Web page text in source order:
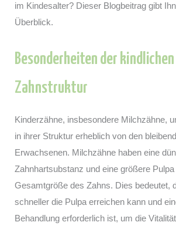
im Kindesalter? Dieser Blogbeitrag gibt
Überblick.
Besonderheiten der kindlichen
Zahnstruktur
Kinderzähne, insbesondere Milchzähne,
in ihrer Struktur erheblich von den
Erwachsenen. Milchzähne haben eine
Zahnhartsubstanz und eine größere
Gesamtgröße des Zahns. Dies bedeutet,
schneller die Pulpa erreichen kann und
Behandlung erforderlich ist, um die